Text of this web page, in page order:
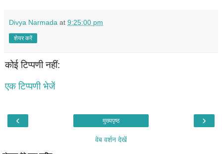
Divya Narmada at 9:25:00 pm
शेयर करें
कोई टिप्पणी नहीं:
एक टिप्पणी भेजें
‹ ›
मुख्यपृष्ठ
वेब वर्शन देखें